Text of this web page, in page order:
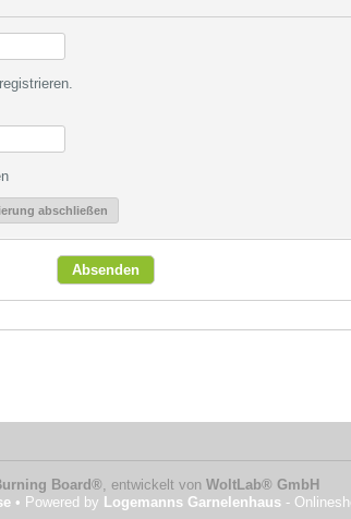
abschließen
Board®, entwickelt von WoltLab® GmbH
• Powered by Logemanns Garnelenhaus -